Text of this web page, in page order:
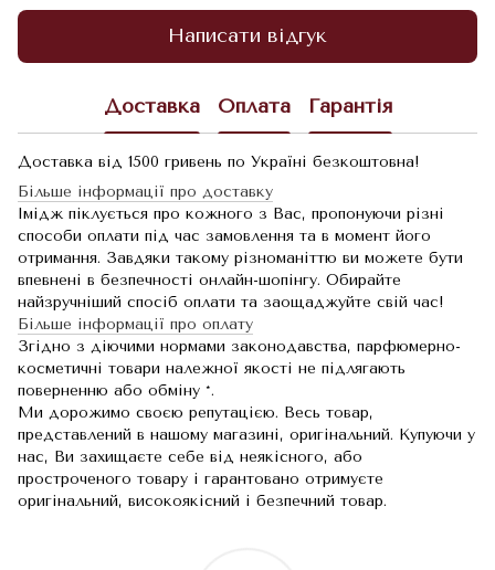
Написати відгук
Доставка Оплата Гарантія
Доставка від 1500 гривень по Україні безкоштовна!
Більше інформації про доставку
Імідж піклується про кожного з Вас, пропонуючи різні
способи оплати під час замовлення та в момент його
отримання. Завдяки такому різноманіттю ви можете бути
впевнені в безпечності онлайн-шопінгу. Обирайте
найзручніший спосіб оплати та заощаджуйте свій час!
Більше інформації про оплату
Згідно з діючими нормами законодавства, парфюмерно-
косметичні товари належної якості не підлягають
поверненню або обміну *.
Ми дорожимо своєю репутацією. Весь товар,
представлений в нашому магазині, оригінальний. Купуючи у
нас, Ви захищаєте себе від неякісного, або
простроченого товару і гарантовано отримуєте
оригінальний, високоякісний і безпечний товар.